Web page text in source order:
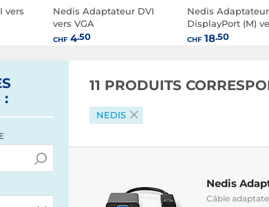
vers
Nedis Adaptateur DVI
vers VGA
CHF4.50
Nedis Adaptateur
DisplayPort (M)
(F) (Noir)
CHF18.50
:
11 PRODUITS
NEDIS
Nedis
Câble